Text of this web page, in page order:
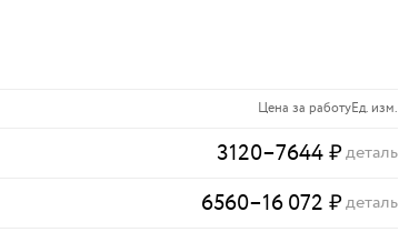
Цена за работуЕд. изм.
3120–7644₽деталь
6560–16 072 ₽деталь